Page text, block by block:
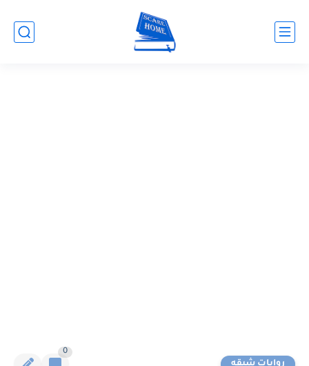
روايات شيقه
0